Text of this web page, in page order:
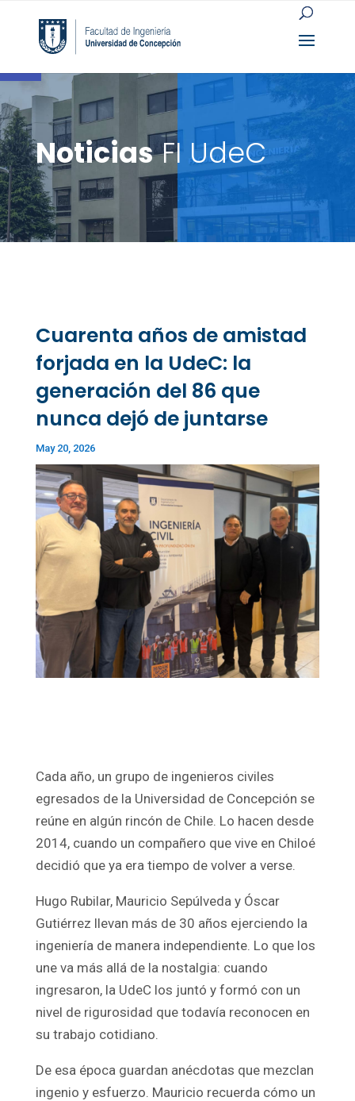
Open toolbar
NoticiasFI UdeC
Cuarenta años de amistad
forjada en la UdeC: la
generación del 86 que
nunca dejó de juntarse
May 20, 2026
Cada año, un grupo de ingenieros civiles
egresados de la Universidad de Concepción se
reúne en algún rincón de Chile. Lo hacen desde
2014, cuando un compañero que vive en Chiloé
decidió que ya era tiempo de volver a verse.
Hugo Rubilar, Mauricio Sepúlveda y Óscar
Gutiérrez llevan más de 30 años ejerciendo la
ingeniería de manera independiente. Lo que los
une va más allá de la nostalgia: cuando
ingresaron, la UdeC los juntó y formó con un
nivel de rigurosidad que todavía reconocen en
su trabajo cotidiano.
De esa época guardan anécdotas que mezclan
ingenio y esfuerzo. Mauricio recuerda cómo un